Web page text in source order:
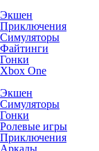
Экшен
Приключения
Симуляторы
Файтинги
Гонки
Xbox One
Экшен
Симуляторы
Гонки
Ролевые игры
Приключения
Аркады